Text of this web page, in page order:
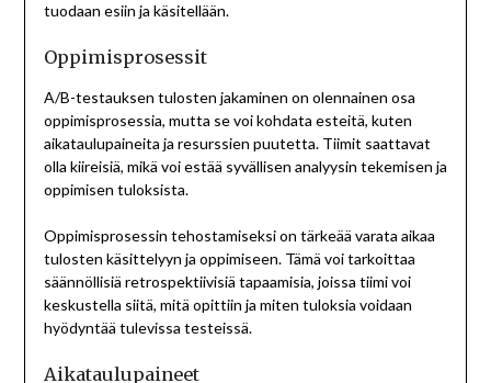
tuodaan esiin ja käsitellään.
Oppimisprosessit
A/B-testauksen tulosten jakaminen on olennainen osa
oppimisprosessia, mutta se voi kohdata esteitä, kuten
aikataulupaineita ja resurssien puutetta. Tiimit saattavat
olla kiireisiä, mikä voi estää syvällisen analyysin tekemisen ja
oppimisen tuloksista.
Oppimisprosessin tehostamiseksi on tärkeää varata aikaa
tulosten käsittelyyn ja oppimiseen. Tämä voi tarkoittaa
säännöllisiä retrospektiivisiä tapaamisia, joissa tiimi voi
keskustella siitä, mitä opittiin ja miten tuloksia voidaan
hyödyntää tulevissa testeissä.
Aikataulupaineet